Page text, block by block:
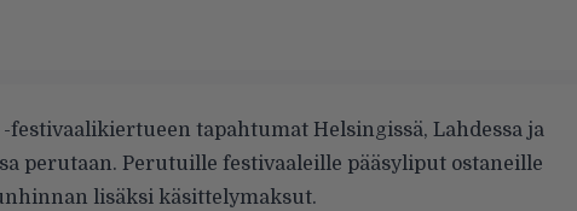
festivaalikiertueen tapahtumat Helsingissä, Lahdessa ja
perutaan. Perutuille festivaaleille pääsyliput ostaneille
lisäksi käsittelymaksut.